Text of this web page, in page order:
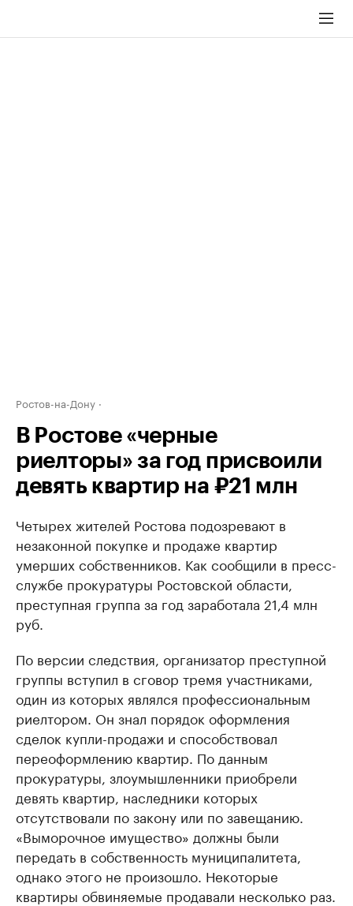
Ростов-на-Дону
В Ростове «черные
риелторы» за год присвоили
девять квартир на ₽21 млн
Четырех жителей Ростова подозревают в
незаконной покупке и продаже квартир
умерших собственников. Как сообщили в пресс-
службе прокуратуры Ростовской области,
преступная группа за год заработала 21,4 млн
руб.
По версии следствия, организатор преступной
группы вступил в сговор тремя участниками,
один из которых являлся профессиональным
риелтором. Он знал порядок оформления
сделок купли-продажи и способствовал
переоформлению квартир. По данным
прокуратуры, злоумышленники приобрели
девять квартир, наследники которых
отсутствовали по закону или по завещанию.
«Выморочное имущество» должны были
передать в собственность муниципалитета,
однако этого не произошло. Некоторые
квартиры обвиняемые продавали несколько раз.